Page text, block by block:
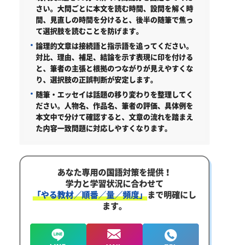
さい。 大問ごとに本文を読む時間、設問を解く時
間、見直しの時間を分けると、後半の随筆で焦っ
て選択肢を読むことを防げます。
論理的文章は接続語と指示語を追ってください。
対比、理由、補足、結論を示す表現に印を付ける
と、筆者の主張と根拠のつながりが見えやすくな
り、選択肢の正誤判断が安定します。
随筆・エッセイは話題の移り変わりを整理してく
ださい。 人物名、作品名、筆者の評価、具体例を
本文中で分けて確認すると、文章の流れを踏まえ
た内容一致問題に対応しやすくなります。
あなた専用の国語対策を提供！
学力と学習状況に合わせて
「やる教材／順番／量／頻度」まで明確にし
ます。